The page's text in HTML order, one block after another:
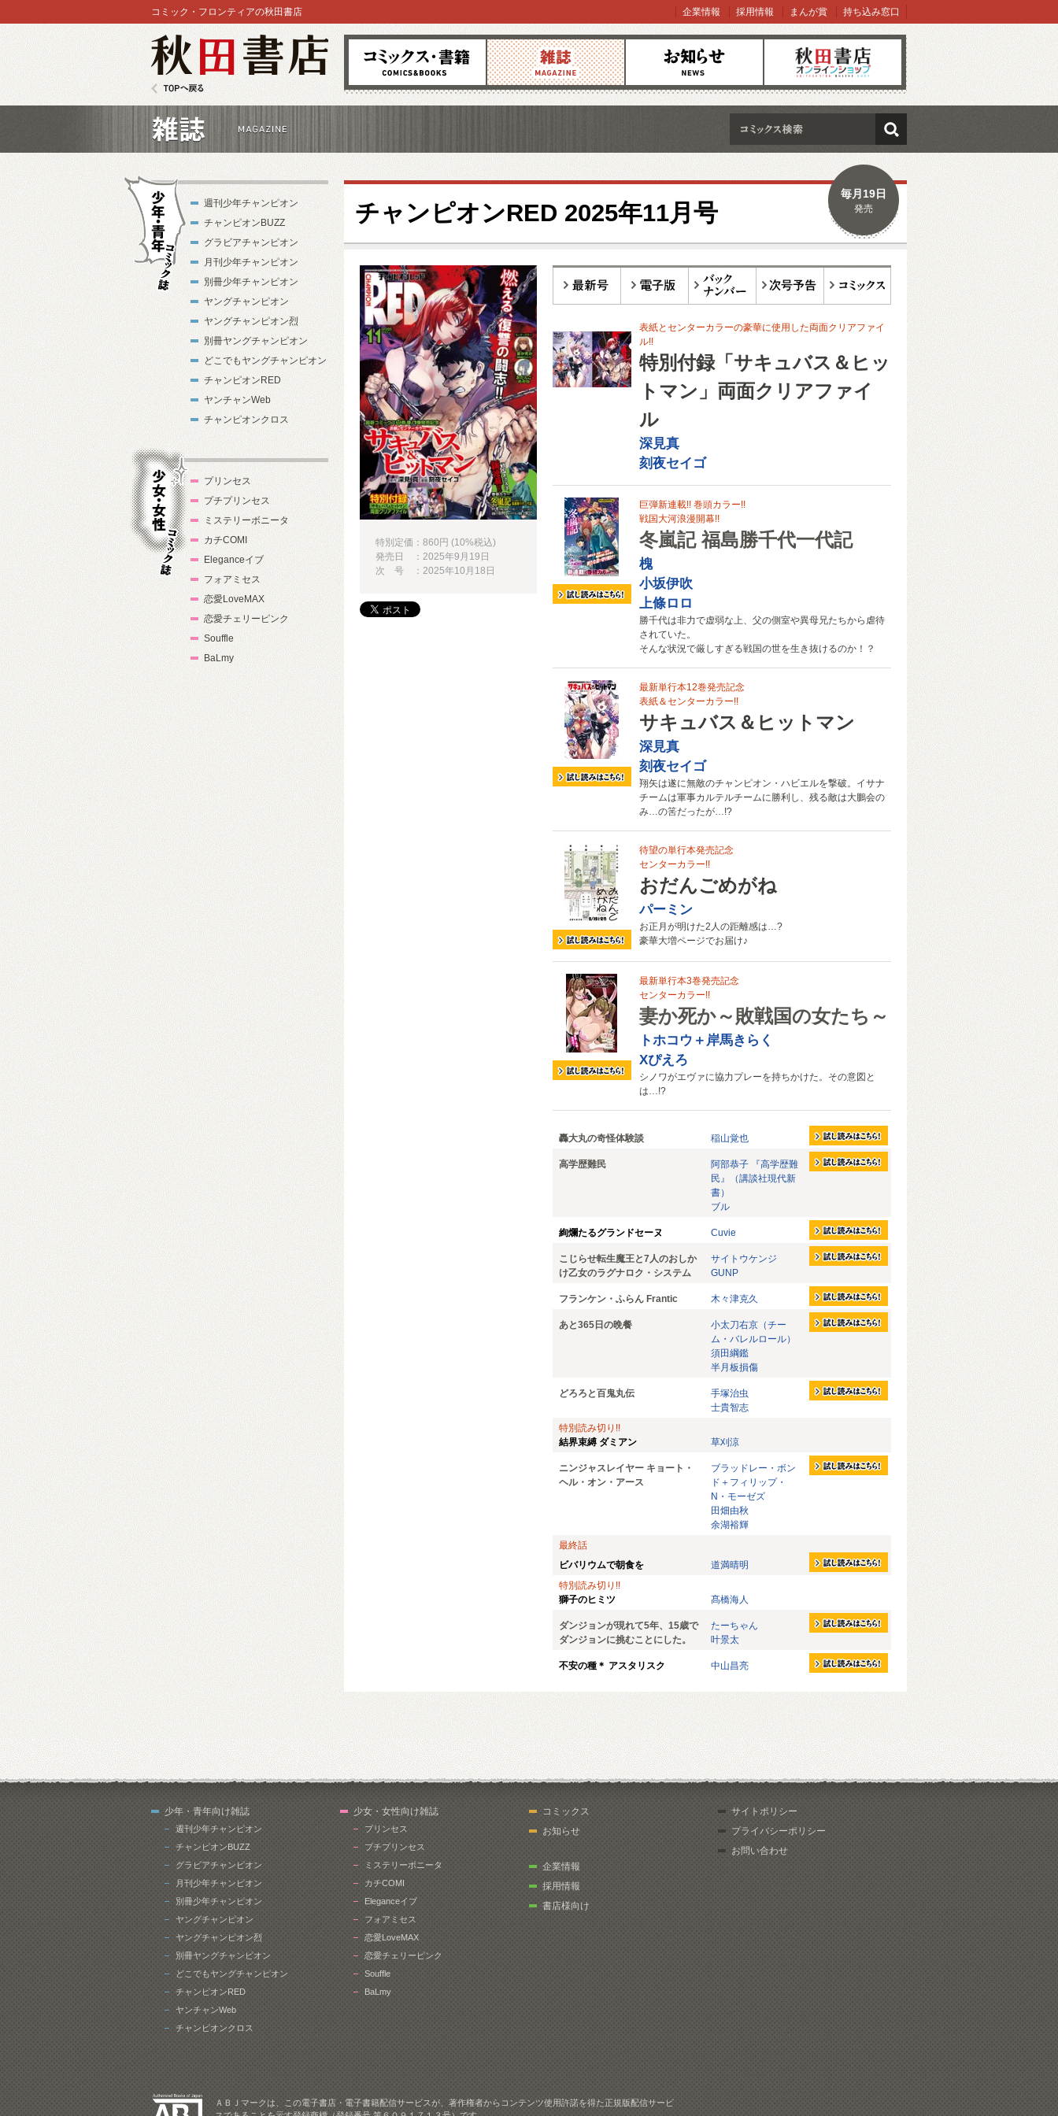
秋田書店
コミックス 雑誌 お知らせ オンラインショップ
TOPへ戻る
コミック・フロンティアの秋田書店 企業情報 採用情報 まんが賞 持ち込み窓口
検索
チャンピオンRED 2025年11月号
毎月19日
発売
表紙とセンターカラーの豪華に使用した両面クリアファイ
ル!!
特別付録「サキュバス＆ヒッ
トマン」両面クリアファイ
ル
深見真
刻夜セイゴ
巨弾新連載!! 巻頭カラー!!
戦国大河浪漫開幕!!
冬嵐記 福島勝千代一代記
槐
小坂伊吹
上條ロロ
勝千代は非力で虚弱な上、父の側室や異母兄たちから虐待
されていた。
そんな状況で厳しすぎる戦国の世を生き抜けるのか！？
最新単行本12巻発売記念
表紙＆センターカラー!!
サキュバス＆ヒットマン
深見真
刻夜セイゴ
翔矢は遂に無敵のチャンピオン・ハビエルを撃破。イサナ
チームは軍事カルテルチームに勝利し、残る敵は大鵬会の
み…の筈だったが…!?
待望の単行本発売記念
センターカラー!!
おだんごめがね
パーミン
お正月が明けた2人の距離感は…?
豪華大増ページでお届け♪
最新単行本3巻発売記念
センターカラー!!
妻か死か～敗戦国の女たち～
トホコウ＋岸馬きらく
Xぴえろ
シノワがエヴァに協力プレーを持ちかけた。その意図と
は…!?
轟大丸の奇怪体験談 稲山覚也
高学歴難民
阿部恭子 『高学歴難
民』（講談社現代新
書）
ブル
絢爛たるグランドセーヌ Cuvie
こじらせ転生魔王と7人のおしか
け乙女のラグナロク・システム
サイトウケンジ
GUNP
フランケン・ふらん Frantic 木々津克久
あと365日の晩餐
小太刀右京（チー
ム・バレルロール）
須田綱鑑
半月板損傷
どろろと百鬼丸伝
手塚治虫
士貴智志
特別読み切り!!
結界束縛 ダミアン
草刈涼
ニンジャスレイヤー キョート・
ヘル・オン・アース
ブラッドレー・ボン
ド＋フィリップ・
N・モーゼズ
田畑由秋
余湖裕輝
最終話
ビバリウムで朝食を
道満晴明
特別読み切り!!
獅子のヒミツ
髙橋海人
ダンジョンが現れて5年、15歳で
ダンジョンに挑むことにした。
たーちゃん
叶景太
不安の種＊ アスタリスク 中山昌亮
特別定価：860円 (10%税込)
発売日 ：2025年9月19日
次 号 ：2025年10月18日
週刊少年チャンピオン
チャンピオンBUZZ
グラビアチャンピオン
月刊少年チャンピオン
別冊少年チャンピオン
ヤングチャンピオン
ヤングチャンピオン烈
別冊ヤングチャンピオン
どこでもヤングチャンピオン
チャンピオンRED
ヤンチャンWeb
チャンピオンクロス
プリンセス
プチプリンセス
ミステリーボニータ
カチCOMI
Eleganceイブ
フォアミセス
恋愛LoveMAX
恋愛チェリーピンク
Souffle
BaLmy
少年・青年向け雑誌
週刊少年チャンピオン
チャンピオンBUZZ
グラビアチャンピオン
月刊少年チャンピオン
別冊少年チャンピオン
ヤングチャンピオン
ヤングチャンピオン烈
別冊ヤングチャンピオン
どこでもヤングチャンピオン
チャンピオンRED
ヤンチャンWeb
チャンピオンクロス
少女・女性向け雑誌
プリンセス
プチプリンセス
ミステリーボニータ
カチCOMI
Eleganceイブ
フォアミセス
恋愛LoveMAX
恋愛チェリーピンク
Souffle
BaLmy
コミックス
お知らせ
企業情報
採用情報
書店様向け
サイトポリシー
プライバシーポリシー
お問い合わせ
ＡＢＪマークは、この電子書店・電子書籍配信サービスが、著作権者からコンテンツ使用許諾を得た正規版配信サービ